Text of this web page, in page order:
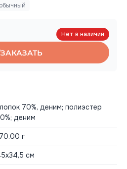
обычный
Нет в наличии
ЗАКАЗАТЬ
70%, деним; полиэстер
деним
г
см